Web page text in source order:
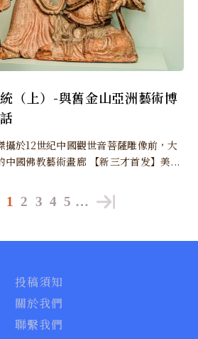
（上）-與舊金山亞洲藝術博
攝於12世紀中國觀世音菩薩雕像前，大
中國佛教藝術畫廊 【新三才首发】美...
1 2 3 4 5 …
投稿須知
關於我們
聯繫我們